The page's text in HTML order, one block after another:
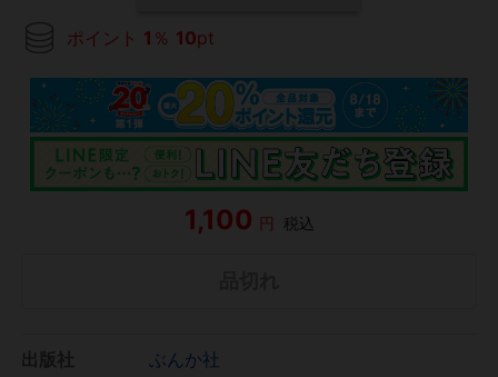
ポイント 1 ％ 10pt
1,100 円 税込
ぶんか社